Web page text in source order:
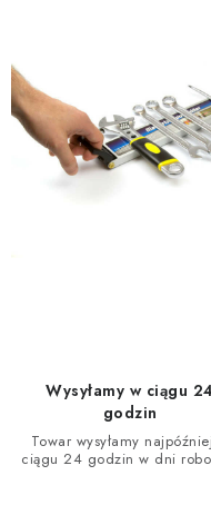
s
t
y
Wysyłamy w ciągu
godzin
Towar wysyłamy
ciągu 24 godzin w dni